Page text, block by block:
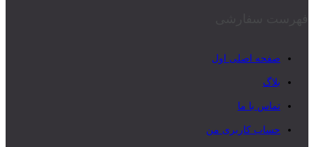
صفحه اصلی اول
بلاگ
تماس با ما
حساب کاربری من